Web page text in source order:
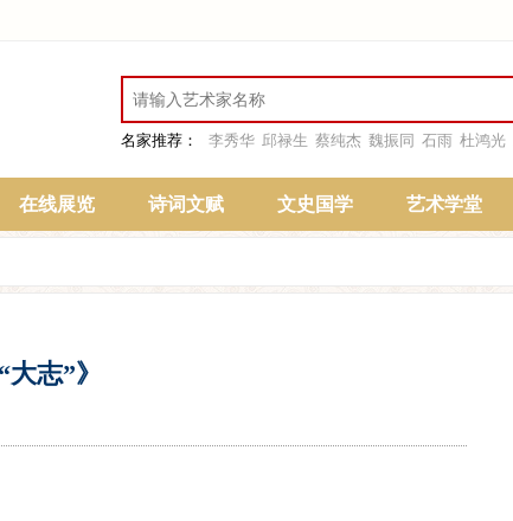
名家推荐： 李秀华 邱禄生 蔡纯杰 魏振同 石雨 杜鸿光
在线展览 诗词文赋 文史国学 艺术学堂
大志”》